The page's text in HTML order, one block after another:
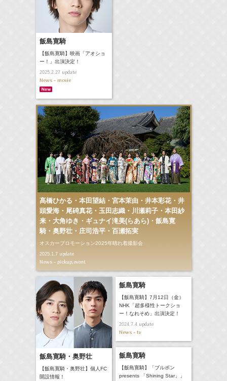
飯島寛騎
【飯島寛騎】映画「アオショ
ー！」出演決定！
2025.2.27update
News - movie
髙橋ひかる・本田望結・宮本茉由・井本彩花・井
頭愛海・尾碕真花・玉田志織・川瀬莉子・本田紗
来・大角ゆき・ギュナイ滝美(らあら)・飯島寛
騎・奥野壮・庄司浩平・百瀬拓実
オスカープロモーション2025年晴れ着撮影会
2025.1.7update
News - pickup,event
飯島寛騎・奥野壮
【飯島寛騎・奥野壮】個人FC
開設情報！
飯島寛騎
【飯島寛騎】7月12日（金）
NHK「超多様性トークショ
ー！なれそめ」出演決定！
2024.7.4update
News - tv
飯島寛騎
【飯島寛騎】「ブルボン
presents 「Shining Star」」